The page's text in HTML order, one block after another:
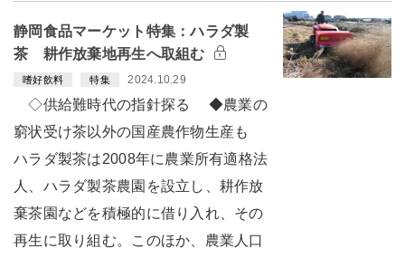
静岡食品マーケット特集：ハラダ製
茶 耕作放棄地再生へ取組む
嗜好飲料 特集 2024.10.29
◇供給難時代の指針探る ◆農業の
窮状受け茶以外の国産農作物生産も
ハラダ製茶は2008年に農業所有適格法
人、ハラダ製茶農園を設立し、耕作放
棄茶園などを積極的に借り入れ、その
再生に取り組む。このほか、農業人口